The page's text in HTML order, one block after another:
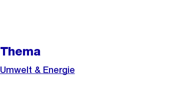
Thema
Umwelt & Energie